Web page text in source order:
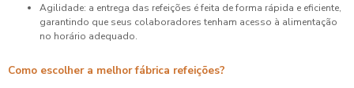
Agilidade: a entrega das refeições é feita de forma rápida e eficiente,
garantindo que seus colaboradores tenham acesso à alimentação
no horário adequado.
Como escolher a melhor fábrica refeições?